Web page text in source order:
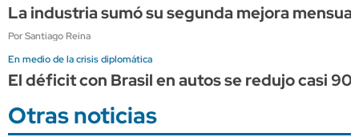
La industria sumó su segunda mejora
Por Santiago Reina
En medio de la crisis diplomática
El déficit con Brasil en autos se redujo casi
Otras noticias